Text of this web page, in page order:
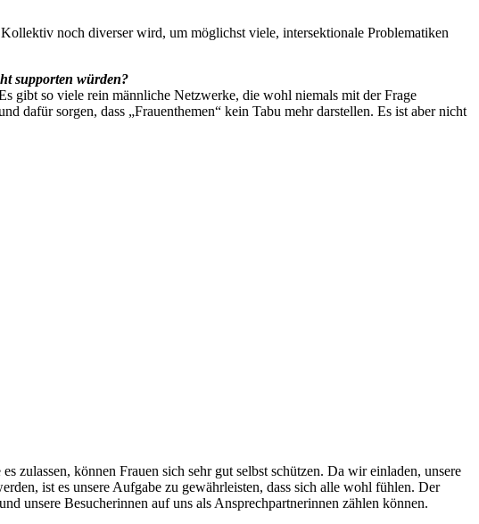
noch diverser wird, um möglichst viele, intersektionale Problematiken
supporten würden?
gibt so viele rein männliche Netzwerke, die wohl niemals mit der Frage
sorgen, dass „Frauenthemen“ kein Tabu mehr darstellen. Es ist aber nicht
zulassen, können Frauen sich sehr gut selbst schützen. Da wir einladen, unsere
ist es unsere Aufgabe zu gewährleisten, dass sich alle wohl fühlen. Der
unsere Besucherinnen auf uns als Ansprechpartnerinnen zählen können.